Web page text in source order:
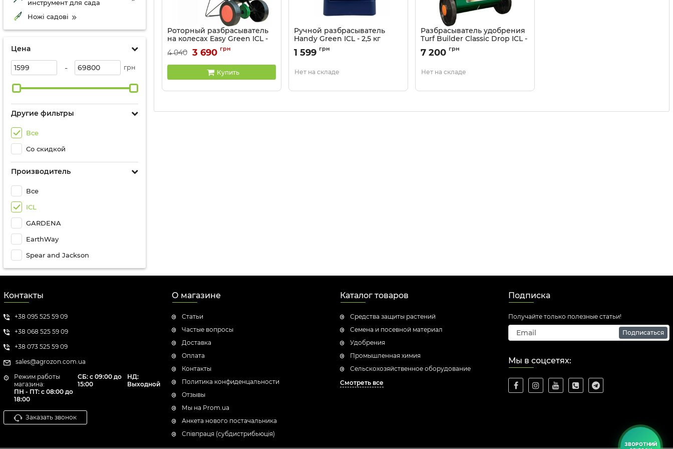
ЗВОРОТНИЙ
инструмент для сада
Ножі садові
Цена
- грн
Другие фильтры
Все
Со скидкой
Производитель
Все
ICL
GARDENA
EarthWay
Spear and Jackson
Роторный разбрасыватель
на колесах Easy Green ICL -
Артикул: 9101505
4 040 3 690 грн
Купить
Ручной разбрасыватель
Handy Green ICL - 2,5 кг
Артикул: 9101506
1 599 грн
Нет на складе
Разбрасыватель удобрения
Turf Builder Classic Drop ICL -
Артикул:
7 200 грн
Нет на складе
Контакты
+38 095 525 59 09
+38 068 525 59 09
+38 073 525 59 09
sales@agrozon.com.ua
Режим работы
магазина:
ПН - ПТ: с 08:00 до
18:00
СБ: с 09:00 до
15:00
НД:
Выходной
Заказать звонок
О магазине
Статьи
Частые вопросы
Доставка
Оплата
Контакты
Политика конфиденцальности
Отзывы
Мы на Prom.ua
Анкета нового постачальника
Співпраця (субдистрибьюція)
Каталог товаров
Средства защиты растений
Семена и посевной материал
Удобрения
Промышленная химия
Сельскохозяйственное оборудование
Смотреть все
Подписка
Получайте только полезные статьи!
Подписаться
Мы в соцсетях: